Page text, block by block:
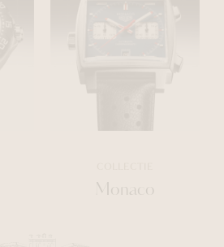
Monaco